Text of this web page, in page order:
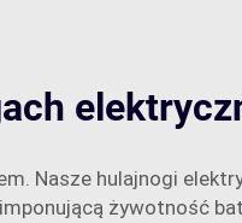
Nasze hulajnogi
żywotność